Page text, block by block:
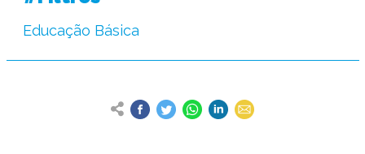
Educação Básica